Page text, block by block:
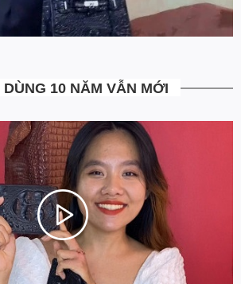
ra Ovenis còn có chính sách đổi trả
từ ngày nhận hàng (Xem chi tiết).
từ 500k đều được Ovenis hỗ trợ giao hàng
khách cũ với ưu đãi riêng, free ship đơn
Tốt Nhất?
ưu chi phí như không phân phối qua
hàng để giảm chi phí vận hành (hàng sản
và vận chuyển trực tiếp tới tay người sử
thiện chất lượng sản phẩm và nâng cao
hàng.
10 NĂM VẪN MỚI